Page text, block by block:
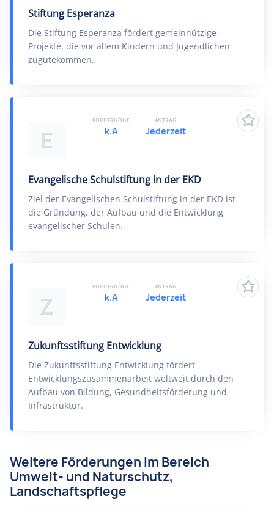
Stiftung Esperanza
Die Stiftung Esperanza fördert gemeinnützige
Projekte, die vor allem Kindern und Jugendlichen
zugutekommen.
E
Evangelische Schulstiftung in der EKD
Ziel der Evangelischen Schulstiftung in der EKD ist
die Gründung, der Aufbau und die Entwicklung
evangelischer Schulen.
FÖRDERHÖHE
k.A
ANTRAG
Jederzeit
Z
Zukunftsstiftung Entwicklung
Die Zukunftsstiftung Entwicklung fördert
Entwicklungszusammenarbeit weltweit durch den
Aufbau von Bildung, Gesundheitsförderung und
Infrastruktur.
FÖRDERHÖHE
k.A
ANTRAG
Jederzeit
Weitere Förderungen im Bereich
Umwelt- und Naturschutz,
Landschaftspflege